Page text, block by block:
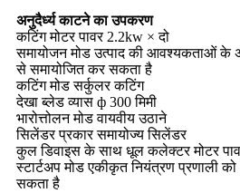
अनुदैर्ध्य काटने का उपकरण
कटिंग मोटर पावर 2.2kw × दो
समायोजन मोड उत्पाद की आवश्यकताओं के
से समायोजित कर सकता है
कटिंग मोड सर्कुलर कटिंग
देखा ब्लेड व्यास ф 300 मिमी
भारोत्तोलन मोड वायवीय उठाने
सिलेंडर प्रकार समायोज्य सिलेंडर
कुल डिवाइस के साथ धूल कलेक्टर मोटर
स्टार्टअप मोड एकीकृत नियंत्रण प्रणाली
सकता है